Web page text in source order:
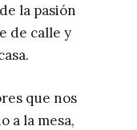
la pasión
de calle y
que nos
a la mesa,